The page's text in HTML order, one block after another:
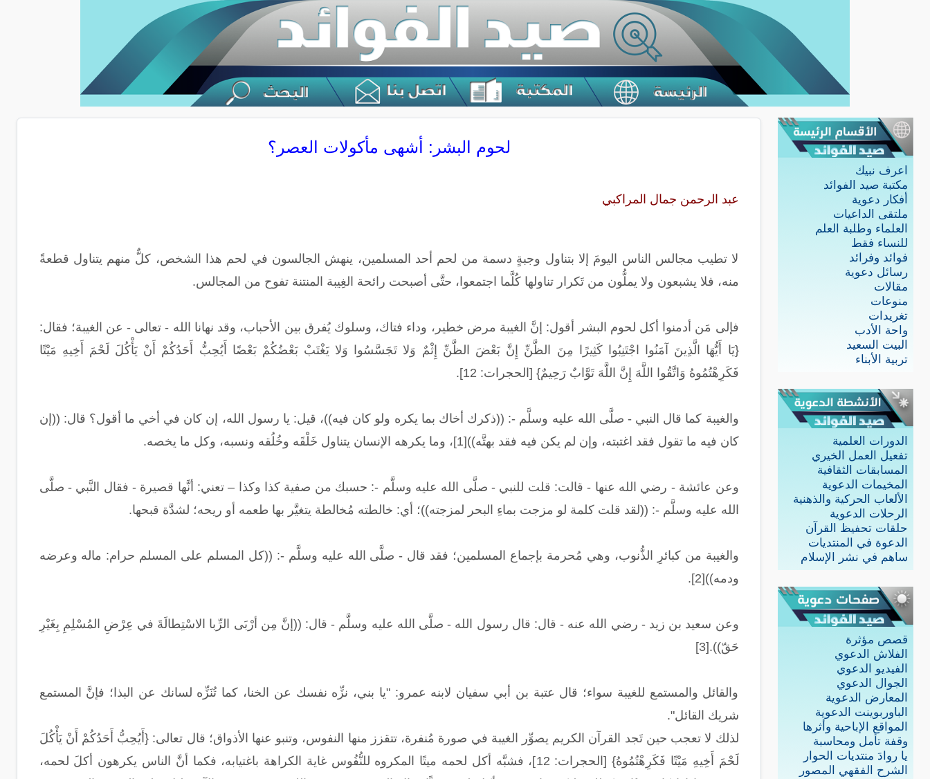
اعرف نبيك
مكتبة صيد الفوائد
أفكار دعوية
ملتقى الداعيات
العلماء وطلبة العلم
للنساء فقط
فوائد وفرائد
رسائل دعوية
مقالات
منوعات
تغريدات
واحة الأدب
البيت السعيد
تربية الأبناء
الدورات العلمية
تفعيل العمل الخيري
المسابقات الثقافية
المخيمات الدعوية
الألعاب الحركية والذهنية
الرحلات الدعوية
حلقات تحفيظ القرآن
الدعوة في المنتديات
ساهم في نشر الإسلام
قصص مؤثرة
الفلاش الدعوي
الفيديو الدعوي
الجوال الدعوي
المعارض الدعوية
الباوربوينت الدعوية
المواقع الإباحية وأثرها
وقفة تأمل ومحاسبة
يا روادَ منتديات الحوار
الشرح الفقهي المصور
لحوم البشر: أشهى مأكولات العصر؟
عبد الرحمن جمال المراكبي
لا تطيب مجالس الناس اليومَ إلا بتناول وجبةٍ دسمة من لحم أحد المسلمين، ينهش الجالسون في لحم هذا الشخص، كلٌّ منهم يتناول قطعةً
منه، فلا يشبعون ولا يملُّون من تَكرار تناولها كُلَّما اجتمعوا، حتَّى أصبحت رائحة الغِيبة المنتنة تفوح من المجالس.
فإلى مَن أدمنوا أكل لحوم البشر أقول: إنَّ الغيبة مرض خطير، وداء فتاك، وسلوك يُفرق بين الأحباب، وقد نهانا الله - تعالى - عن الغيبة؛ فقال:
{يَا أَيُّهَا الَّذِينَ آمَنُوا اجْتَنِبُوا كَثِيرًا مِنَ الظَّنِّ إِنَّ بَعْضَ الظَّنِّ إِثْمٌ وَلا تَجَسَّسُوا وَلا يَغْتَبْ بَعْضُكُمْ بَعْضًا أَيُحِبُّ أَحَدُكُمْ أَنْ يَأْكُلَ لَحْمَ أَخِيهِ مَيْتًا
فَكَرِهْتُمُوهُ وَاتَّقُوا اللَّهَ إِنَّ اللَّهَ تَوَّابٌ رَحِيمٌ} [الحجرات: 12].
والغيبة كما قال النبي - صلَّى الله عليه وسلَّم -: ((ذكرك أخاك بما يكره ولو كان فيه))، قيل: يا رسول الله، إن كان في أخي ما أقول؟ قال: ((إن
كان فيه ما تقول فقد اغتبته، وإن لم يكن فيه فقد بهتَّه))[1]، وما يكرهه الإنسان يتناول خَلْقَه وخُلُقه ونسبه، وكل ما يخصه.
وعن عائشة - رضي الله عنها - قالت: قلت للنبي - صلَّى الله عليه وسلَّم -: حسبك من صفية كذا وكذا – تعني: أنَّها قصيرة - فقال النَّبي - صلَّى
الله عليه وسلَّم -: ((لقد قلت كلمة لو مزجت بماءِ البحر لمزجته))؛ أي: خالطته مُخالطة يتغيَّر بها طعمه أو ريحه؛ لشدَّة قبحها.
والغيبة من كبائرِ الذُّنوب، وهي مُحرمة بإجماع المسلمين؛ فقد قال - صلَّى الله عليه وسلَّم -: ((كل المسلم على المسلم حرام: ماله وعرضه
ودمه))[2].
وعن سعيد بن زيد - رضي الله عنه - قال: قال رسول الله - صلَّى الله عليه وسلَّم - قال: ((إنَّ مِن أرْبَى الرِّبا الاسْتِطالَةَ في عِرْضِ المُسْلِمِ بِغَيْرِ
حَقّ)).[3]
والقائل والمستمع للغيبة سواء؛ قال عتبة بن أبي سفيان لابنه عمرو: "يا بني، نزِّه نفسك عن الخنا، كما تُنَزِّه لسانك عن البذا؛ فإنَّ المستمع
شريك القائل".
لذلك لا تعجب حين تَجد القرآن الكريم يصوِّر الغيبة في صورة مُنفرة، تتقزز منها النفوس، وتنبو عنها الأذواق؛ قال تعالى: {أَيُحِبُّ أَحَدُكُمْ أَنْ يَأْكُلَ
لَحْمَ أَخِيهِ مَيْتًا فَكَرِهْتُمُوهُ} [الحجرات: 12]، فشبَّه أكل لحمه ميتًا المكروه للنُّفُوس غاية الكراهة باغتيابه، فكما أنَّ الناس يكرهون أكلَ لحمه،